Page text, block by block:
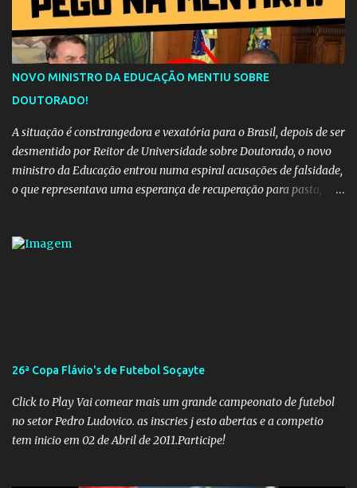
reencontro, unindo a tradição da viola com o sentimento universal
do amor. No geral, o vídeo apresenta uma narrativa lírica sobre a
persistência do afeto através do tempo e do espaço. YouTube
YouTube YouTube
NOVO MINISTRO DA EDUCAÇÃO MENTIU SOBRE
DOUTORADO!
A situação é constrangedora e vexatória para o Brasil, depois de ser
desmentido por Reitor de Universidade sobre Doutorado, o novo
ministro da Educação entrou numa espiral acusações de falsidade,
o que representava uma esperança de recuperação para pasta,
Educação é um dos mais importantes do governo, em um ano e
afinal de contas como acreditar em algo proposto pelo novo
ministro sem imaginar que ele só esta querendo auferir vantagens
pessoais em uma pasta de tamanha envergadura e influência na
vida dos brasileiros. Evelin Azevedo escreveu brilhantemen...
26ª Copa Flávio's de Futebol Soçayte
Click to Play Vai comear mais um grande campeonato de futebol
no setor Pedro Ludovico. as inscries j esto abertas e a competio
tem inicio em 02 de Abril de 2011.Participe!